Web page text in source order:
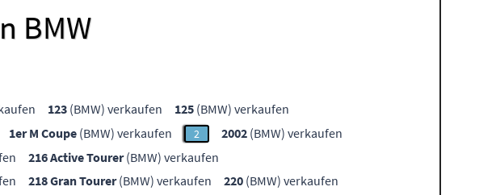
BMW
123 (BMW) verkaufen 125 (BMW) verkaufen
1er M Coupe (BMW) verkaufen 2 2002 (BMW) verkaufen
216 Active Tourer(BMW) verkaufen
218 Gran Tourer(BMW) verkaufen 220 (BMW) verkaufen